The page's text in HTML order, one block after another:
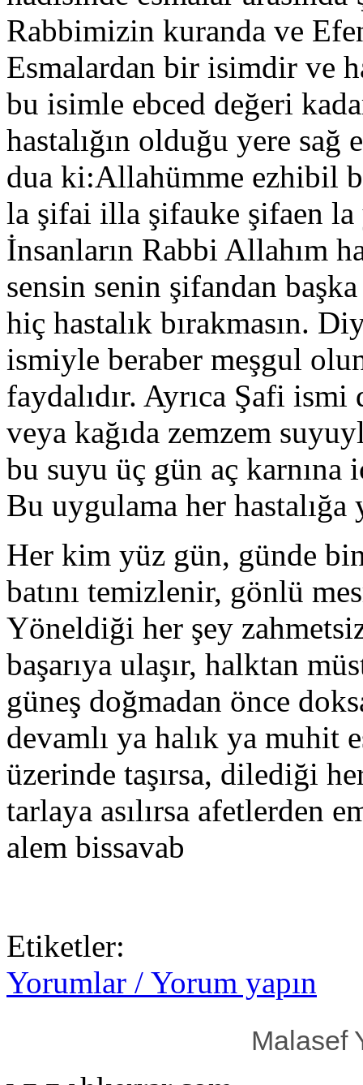
Rabbimizin kuranda ve
Esmalardan bir isimdir ve
bu isimle ebced değeri
hastalığın olduğu yere
dua ki:Allahümme ezhibil
la şifai illa şifauke şifaen la
İnsanların Rabbi Allahım
sensin senin şifandan
hiç hastalık bırakmasın.
ismiyle beraber meşgul
faydalıdır. Ayrıca Şafi
veya kağıda zemzem
bu suyu üç gün aç
Bu uygulama her hastalığa
Her kim yüz gün, günde
batını temizlenir, gönlü
Yöneldiği her şey
başarıya ulaşır, halktan
güneş doğmadan önce
devamlı ya halık ya muhit
üzerinde taşırsa, dilediği
tarlaya asılırsa afetlerden
alem bissavab
Etiketler:
Yorumlar / Yorum yapın
Malasef